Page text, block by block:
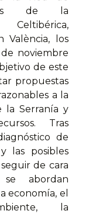
de la
València, los
noviembre
de este
propuestas
a la
la Serranía y
Tras
de
las posibles
de cara
abordan
economía, el
la